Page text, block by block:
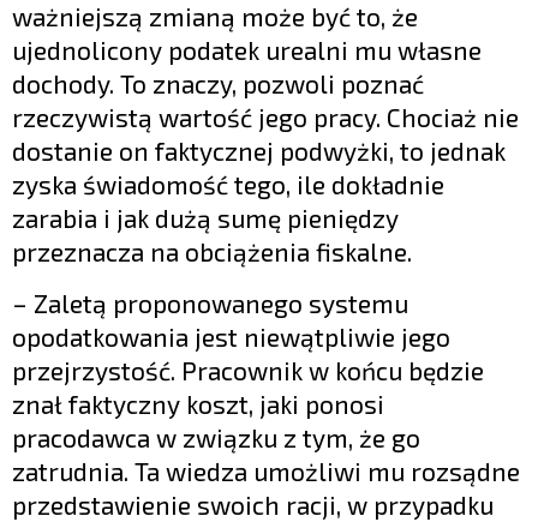
ważniejszą zmianą może być to, że
ujednolicony podatek urealni mu własne
dochody. To znaczy, pozwoli poznać
rzeczywistą wartość jego pracy. Chociaż nie
dostanie on faktycznej podwyżki, to jednak
zyska świadomość tego, ile dokładnie
zarabia i jak dużą sumę pieniędzy
przeznacza na obciążenia fiskalne.
– Zaletą proponowanego systemu
opodatkowania jest niewątpliwie jego
przejrzystość. Pracownik w końcu będzie
znał faktyczny koszt, jaki ponosi
pracodawca w związku z tym, że go
zatrudnia. Ta wiedza umożliwi mu rozsądne
przedstawienie swoich racji, w przypadku